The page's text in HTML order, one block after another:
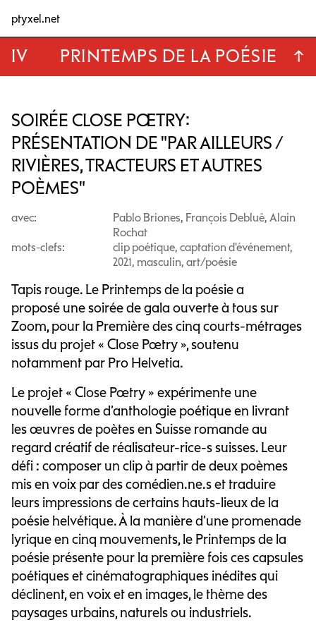
ptyxel.net
IV PRINTEMPS DE LA POÉSIE ↑
SOIRÉE CLOSE POETRY:
PRÉSENTATION DE "PAR AILLEURS /
RIVIÈRES, TRACTEURS ET AUTRES
POÈMES"
avec:
Pablo Briones, François Debluë, Alain
Rochat
mots-clefs:
clip poétique, captation d'événement,
2021, masculin, art/poésie
Tapis rouge. Le Printemps de la poésie a
proposé une soirée de gala ouverte à tous sur
Zoom, pour la Première des cinq courts-métrages
issus du projet « Close Poetry », soutenu
notamment par Pro Helvetia.
Le projet « Close Poetry » expérimente une
nouvelle forme d’anthologie poétique en livrant
les œuvres de poètes en Suisse romande au
regard créatif de réalisateur-rice-s suisses. Leur
défi : composer un clip à partir de deux poèmes
mis en voix par des comédien.ne.s et traduire
leurs impressions de certains hauts-lieux de la
poésie helvétique. À la manière d’une promenade
lyrique en cinq mouvements, le Printemps de la
poésie présente pour la première fois ces capsules
poétiques et cinématographiques inédites qui
déclinent, en voix et en images, le thème des
paysages urbains, naturels ou industriels.